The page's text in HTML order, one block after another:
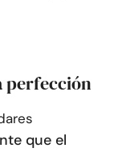
perfección
que el